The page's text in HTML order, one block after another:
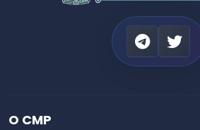
O CMP